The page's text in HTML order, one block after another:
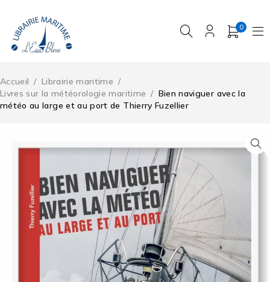
0
Accueil / Librairie maritime /
Livres sur la météorologie maritime / Bien naviguer avec la
météo au large et au port de Thierry Fuzellier